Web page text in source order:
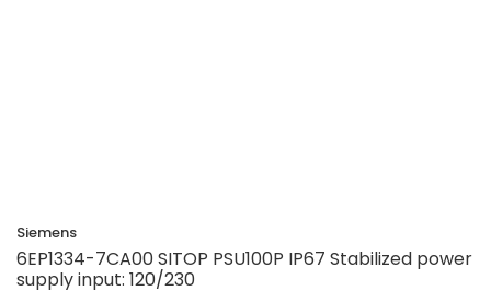
Siemens
6EP1334-7CA00 SITOP PSU100P IP67 Stabilized power
supply input: 120/230